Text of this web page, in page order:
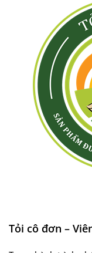
Tỏi cô đơn –